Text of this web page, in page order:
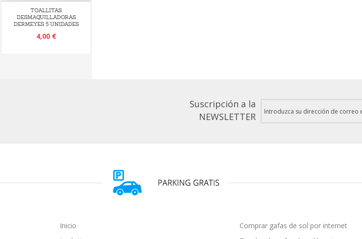
TOALLITAS
DESMAQUILLADORAS
DERMEYES 5 UNIDADES
4,00 €
Suscripción a la
NEWSLETTER
Inicio
Comprar gafas de sol por internet